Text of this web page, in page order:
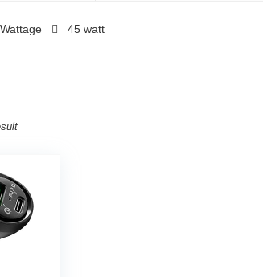
‎45 watt